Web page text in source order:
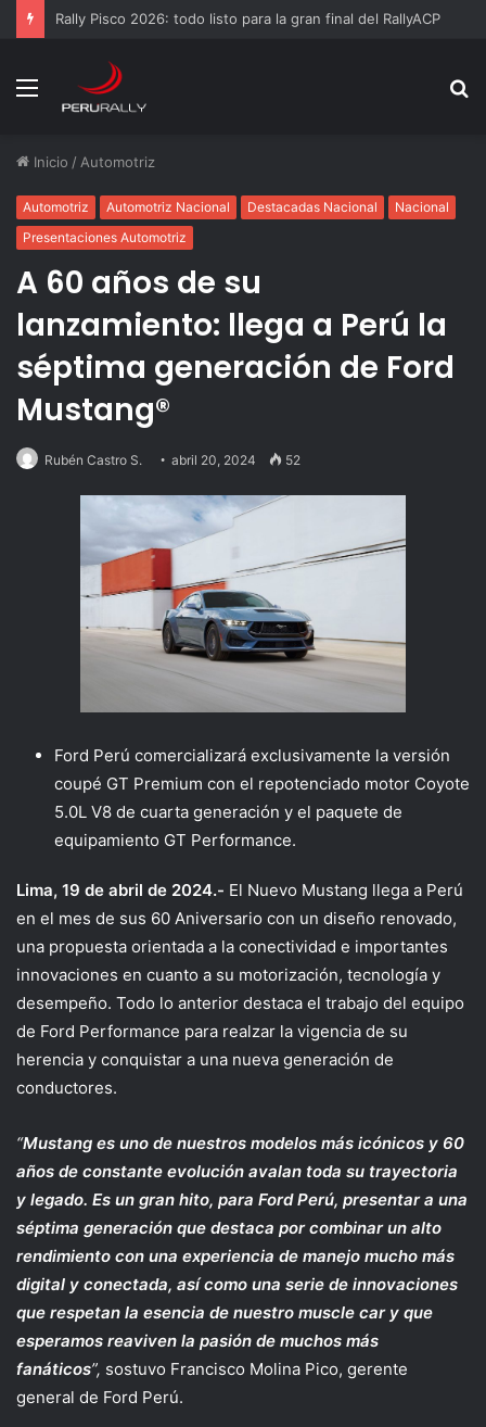
Rally Pisco 2026: todo listo para la gran final del RallyACP
Menú
Inicio / Automotriz
Automotriz Automotriz Nacional Destacadas Nacional
Nacional
Presentaciones Automotriz
A 60 años de su
lanzamiento: llega a Perú la
séptima generación de Ford
Mustang®
Rubén Castro S. abril 20, 2024 52
Ford Perú comercializará exclusivamente la versión
coupé GT Premium con el repotenciado motor Coyote
5.0L V8 de cuarta generación y el paquete de
equipamiento GT Performance.
Lima, 19 de abril de 2024.- El Nuevo Mustang llega a Perú
en el mes de sus 60 Aniversario con un diseño renovado,
una propuesta orientada a la conectividad e importantes
innovaciones en cuanto a su motorización, tecnología y
desempeño. Todo lo anterior destaca el trabajo del equipo
de Ford Performance para realzar la vigencia de su
herencia y conquistar a una nueva generación de
conductores.
“Mustang es uno de nuestros modelos más icónicos y 60
años de constante evolución avalan toda su trayectoria
y legado. Es un gran hito, para Ford Perú, presentar a una
séptima generación que destaca por combinar un alto
rendimiento con una experiencia de manejo mucho más
digital y conectada, así como una serie de innovaciones
que respetan la esencia de nuestro muscle car y que
esperamos reaviven la pasión de muchos más
fanáticos”, sostuvo Francisco Molina Pico, gerente
general de Ford Perú.